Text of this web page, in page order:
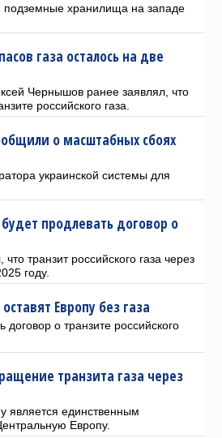
подземные хранилища на западе
газа осталось на две
Чернышов ранее заявлял, что
российского газа.
о масштабных сбоях
украинской системы для
продлевать договор о
транзит российского газа через
году.
Европу без газа
о транзите российского
транзита газа через
является единственным
Европу.